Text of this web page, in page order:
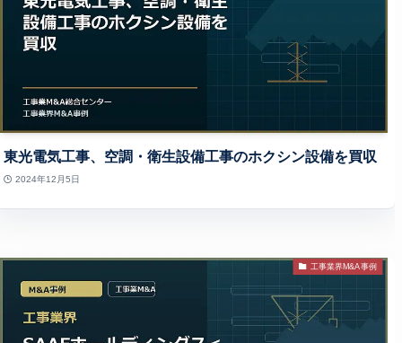
東光電気工事、空調・衛生設備工事のホクシン設備を買収
2024年12月5日
工事業界M&A事例